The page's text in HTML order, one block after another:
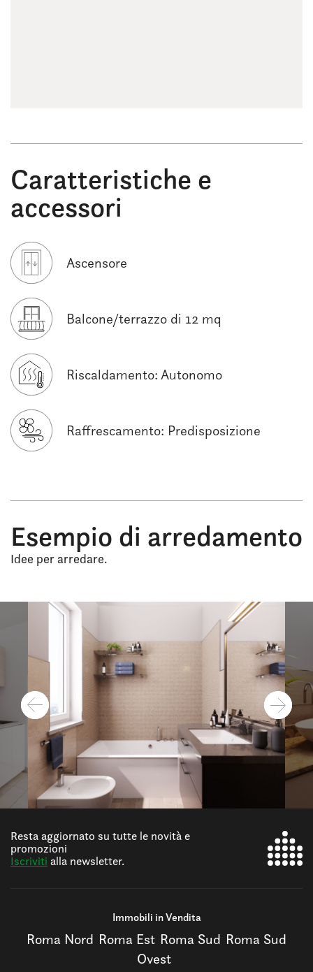
Caratteristiche e
accessori
Ascensore
Balcone/terrazzo di 12 mq
Riscaldamento: Autonomo
Raffrescamento: Predisposizione
Esempio di arredamento
Idee per arredare.
Resta aggiornato su tutte le novità e
promozioni
Iscriviti alla newsletter.
Immobili in Vendita
Roma Nord Roma Est Roma Sud Roma Sud
Ovest